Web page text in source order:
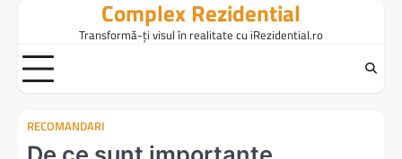
content
Complex Rezidential
Transformă-ți visul în realitate cu iRezidential.ro
RECOMANDARI